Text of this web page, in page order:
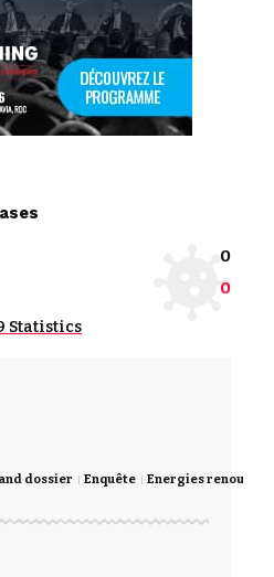
0
0
Statistics
dossier Enquête Energies